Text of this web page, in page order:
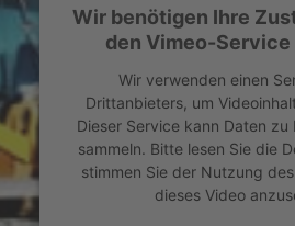
Wir benötigen Ihre
den Vimeo-Service
Wir verwenden einen
Drittanbieters, um
Dieser Service kann Daten
sammeln. Bitte lesen Sie die
stimmen Sie der Nutzung
dieses Video